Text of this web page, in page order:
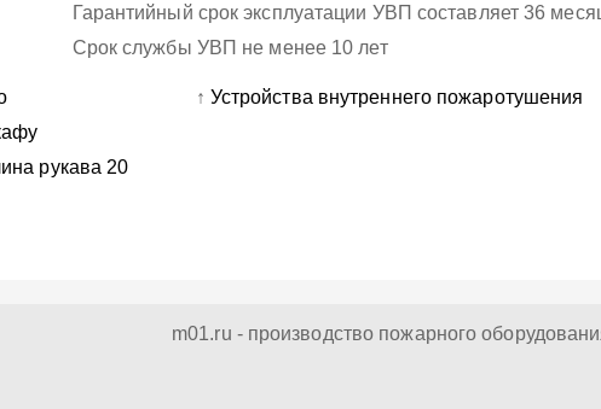
Гарантийный срок эксплуатации УВП составляет 36
Срок службы УВП не менее 10 лет
рукава 20
↑ Устройства внутреннего пожаротушения
m01.ru - производство пожарного